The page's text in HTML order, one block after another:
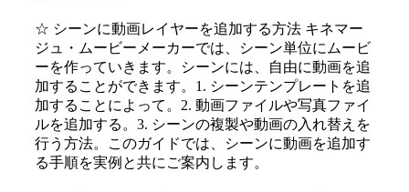
☆ シーンに動画レイヤーを追加する方法 キネマー
ジュ・ムービーメーカーでは、シーン単位にムービ
ーを作っていきます。シーンには、自由に動画を追
加することができます。1. シーンテンプレートを追
加することによって。2. 動画ファイルや写真ファイ
ルを追加する。3. シーンの複製や動画の入れ替えを
行う方法。このガイドでは、シーンに動画を追加す
る手順を実例と共にご案内します。